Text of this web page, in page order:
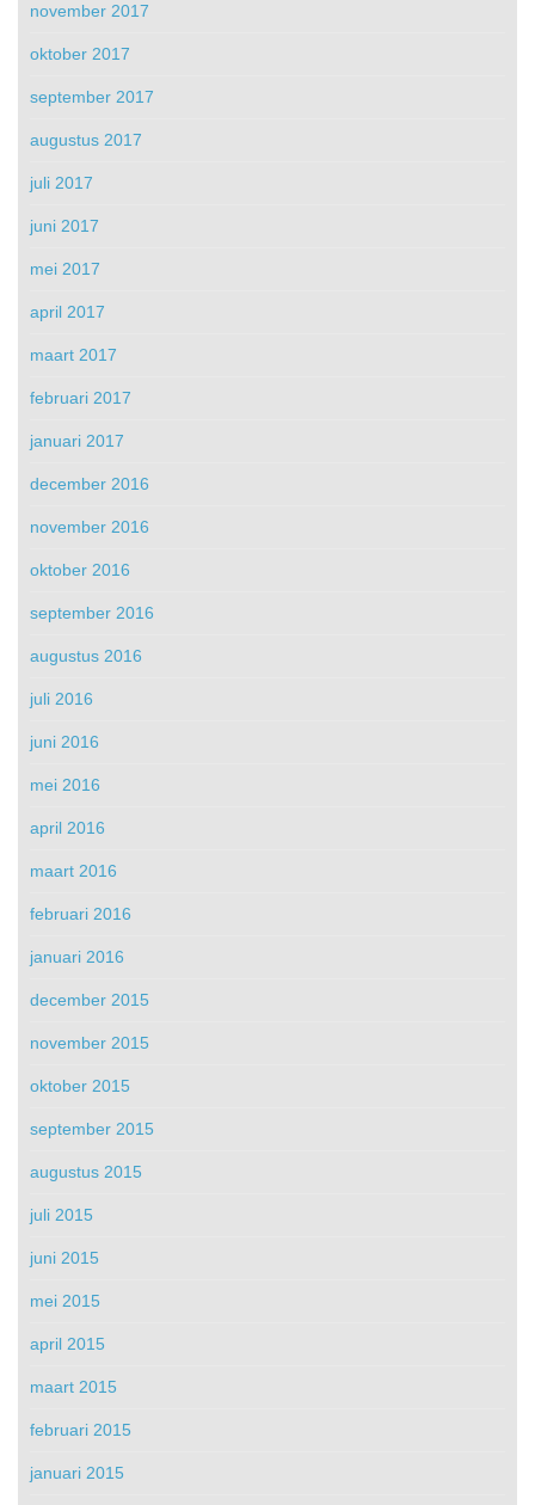
november 2017
oktober 2017
september 2017
augustus 2017
juli 2017
juni 2017
mei 2017
april 2017
maart 2017
februari 2017
januari 2017
december 2016
november 2016
oktober 2016
september 2016
augustus 2016
juli 2016
juni 2016
mei 2016
april 2016
maart 2016
februari 2016
januari 2016
december 2015
november 2015
oktober 2015
september 2015
augustus 2015
juli 2015
juni 2015
mei 2015
april 2015
maart 2015
februari 2015
januari 2015